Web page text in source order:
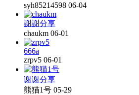
syh85214598 06-04
謝謝分享
chaukm 06-01
666a
zrpv5 06-01
谢谢分享
熊猫1号 05-29